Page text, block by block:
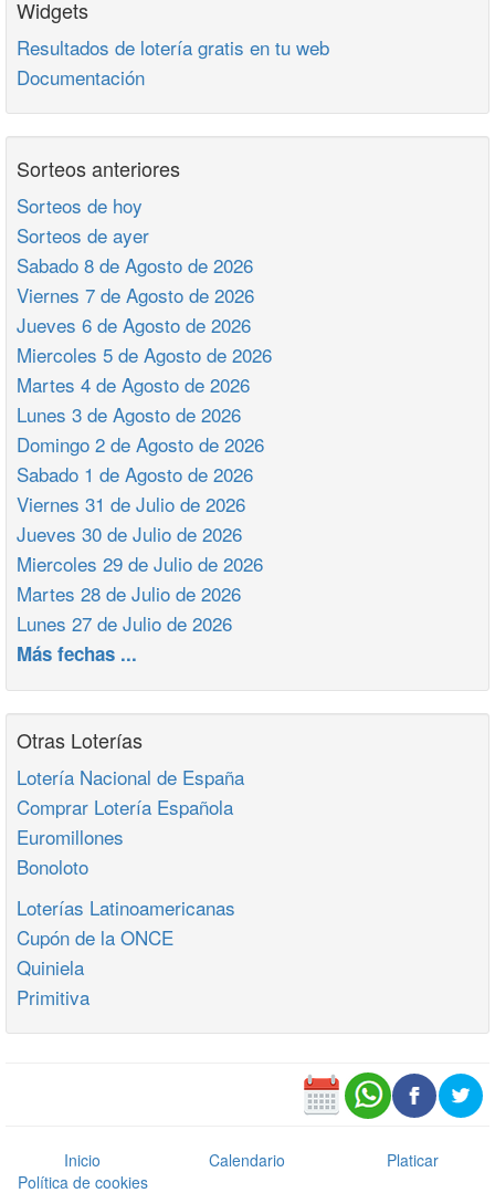
Widgets
Resultados de lotería gratis en tu web
Documentación
Sorteos anteriores
Sorteos de hoy
Sorteos de ayer
Sabado 8 de Agosto de 2026
Viernes 7 de Agosto de 2026
Jueves 6 de Agosto de 2026
Miercoles 5 de Agosto de 2026
Martes 4 de Agosto de 2026
Lunes 3 de Agosto de 2026
Domingo 2 de Agosto de 2026
Sabado 1 de Agosto de 2026
Viernes 31 de Julio de 2026
Jueves 30 de Julio de 2026
Miercoles 29 de Julio de 2026
Martes 28 de Julio de 2026
Lunes 27 de Julio de 2026
Más fechas ...
Otras Loterías
Lotería Nacional de España
Comprar Lotería Española
Euromillones
Bonoloto
Loterías Latinoamericanas
Cupón de la ONCE
Quiniela
Primitiva
Inicio Calendario
Platicar
Política de cookies